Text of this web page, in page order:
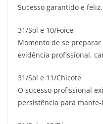
Sucesso garantido e feliz.
31/Sol e 10/Foice
Momento de se
evidência profissional,
31/Sol e 11/Chicote
O sucesso profissional
persistência para mante-